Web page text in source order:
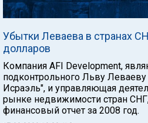
Убытки Леваева в странах
долларов
Компания AFI Development,
подконтрольного Льву
Исраэль", и управляющая
рынке недвижимости стран
финансовый отчет за 2008 год.